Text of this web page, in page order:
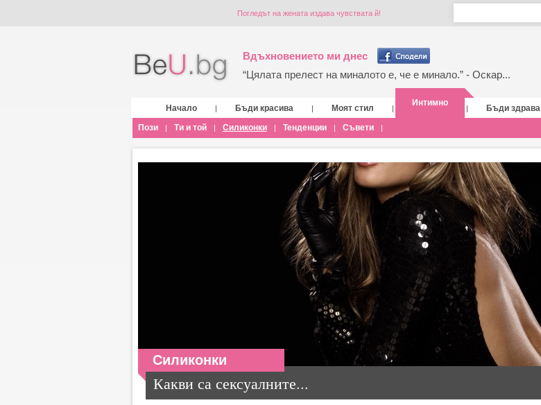
Погледът на жената издава чувствата й!
Вдъхновението ми днес
“Цялата прелест на миналото е, че е минало.” - Оскар...
Начало | Бъди красива | Моят стил |
Интимно
| Бъди здрава
Пози
| Ти и той | Силиконки | Тенденции | Съвети |
Силиконки
Какви са сексуалните...